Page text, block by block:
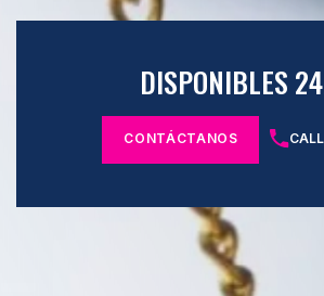
DISPONIBLES
CONTÁCTANOS